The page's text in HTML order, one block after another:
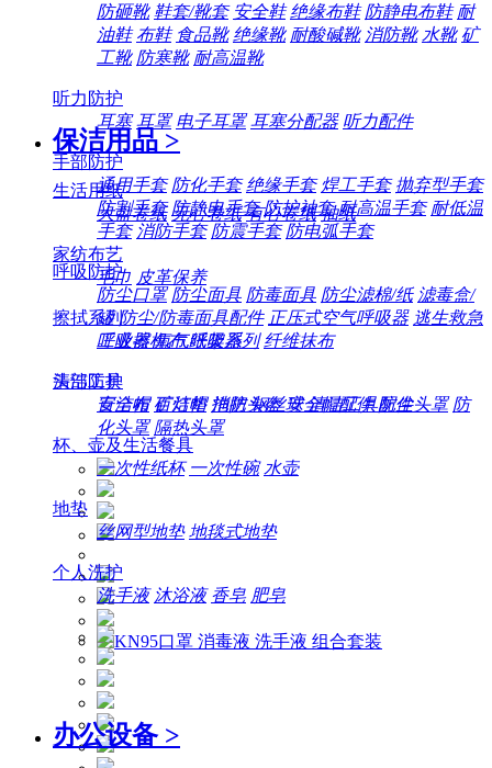
防砸靴 鞋套/靴套 安全鞋 绝缘布鞋 防静电布鞋 耐
油鞋 布鞋 食品靴 绝缘靴 耐酸碱靴 消防靴 水靴 矿
工靴 防寒靴 耐高温靴
听力防护
耳塞 耳罩 电子耳罩 耳塞分配器 听力配件
手部防护
通用手套 防化手套 绝缘手套 焊工手套 抛弃型手套
防割手套 防静电手套 防护袖套 耐高温手套 耐低温
手套 消防手套 防震手套 防电弧手套
呼吸防护
防尘口罩 防尘面具 防毒面具 防尘滤棉/纸 滤毒盒/
罐 防尘/防毒面具配件 正压式空气呼吸器 逃生救急
呼吸器 氧气呼吸器
头部防护
安全帽 矿灯帽 消防头盔 安全帽配件 防尘头罩 防
化头罩 隔热头罩
保洁用品 >
生活用纸
大盘卷纸 无心卷纸 有心卷纸 抽纸
家纺布艺
毛巾 皮革保养
擦拭系列
工业擦机布 纸架系列 纤维抹布
清洁工具
百洁布 百洁垫 拖把 钢丝球 清洁工具配件
杯、壶及生活餐具
一次性纸杯 一次性碗 水壶
地垫
丝网型地垫 地毯式地垫
个人洗护
洗手液 沐浴液 香皂 肥皂
办公设备 >